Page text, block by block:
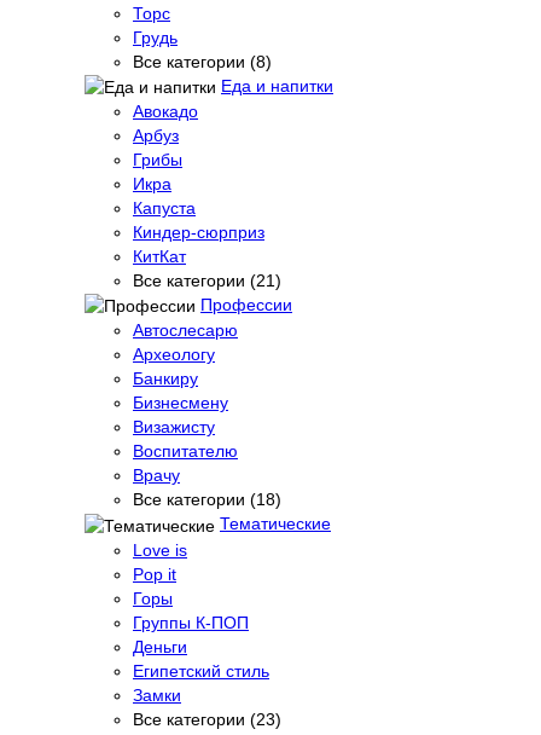
Торс
Грудь
Все категории (8)
Еда и напитки
Авокадо
Арбуз
Грибы
Икра
Капуста
Киндер-сюрприз
КитКат
Все категории (21)
Профессии
Автослесарю
Археологу
Банкиру
Бизнесмену
Визажисту
Воспитателю
Врачу
Все категории (18)
Тематические
Love is
Pop it
Горы
Группы К-ПОП
Деньги
Египетский стиль
Замки
Все категории (23)